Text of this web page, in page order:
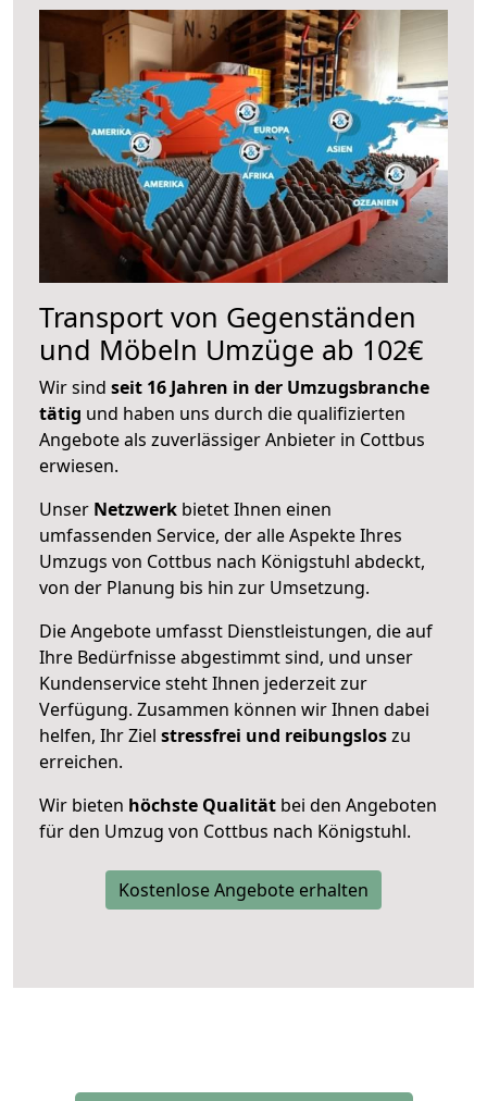
Transport von Gegenständen
und Möbeln Umzüge ab 102€
Wir sind seit 16 Jahren in der Umzugsbranche
tätig und haben uns durch die qualifizierten
Angebote als zuverlässiger Anbieter in Cottbus
erwiesen.
Unser Netzwerk bietet Ihnen einen
umfassenden Service, der alle Aspekte Ihres
Umzugs von Cottbus nach Königstuhl abdeckt,
von der Planung bis hin zur Umsetzung.
Die Angebote umfasst Dienstleistungen, die auf
Ihre Bedürfnisse abgestimmt sind, und unser
Kundenservice steht Ihnen jederzeit zur
Verfügung. Zusammen können wir Ihnen dabei
helfen, Ihr Ziel stressfrei und reibungsloszu
erreichen.
Wir bieten höchste Qualität bei den Angeboten
für den Umzug von Cottbus nach Königstuhl.
Kostenlose Angebote erhalten